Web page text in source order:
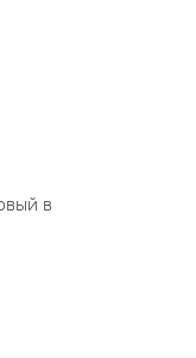
в